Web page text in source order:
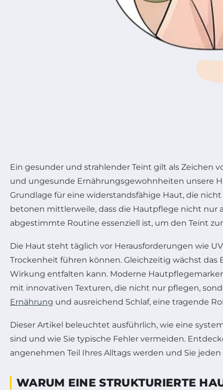
Ein gesunder und strahlender Teint gilt als Zeichen
und ungesunde Ernährungsgewohnheiten unsere
Grundlage für eine widerstandsfähige Haut, die
betonen mittlerweile, dass die Hautpflege nicht nur
abgestimmte Routine essenziell ist, um den Teint
Die Haut steht täglich vor Herausforderungen wie
Trockenheit führen können. Gleichzeitig wächst
Wirkung entfalten kann. Moderne
mit innovativen Texturen, die nicht nur pflegen,
Ernährung und ausreichend Schlaf, eine tragende
Dieser Artikel beleuchtet ausführlich, wie eine
sind und wie Sie typische Fehler vermeiden.
angenehmen Teil Ihres Alltags werden und Sie
WARUM EINE STRUKTURIERTE